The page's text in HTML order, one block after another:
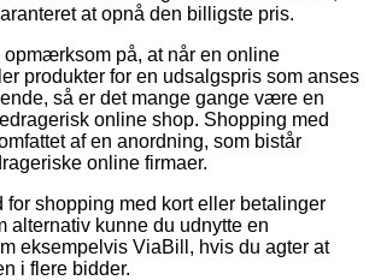
at opnå den billigste pris.
på, at når en online
produkter for en udsalgspris som anses
så er det mange gange være en
online shop. Shopping med
af en anordning, som bistår
online firmaer.
for shopping med kort eller betalinger
alternativ kunne du udnytte en
eksempelvis ViaBill, hvis du agter at
i flere bidder.